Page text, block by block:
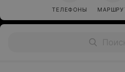
ТЕЛЕФОНЫ